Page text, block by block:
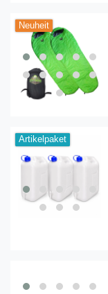
Neuheit
Artikelpaket